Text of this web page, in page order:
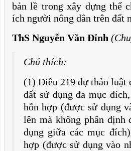
bản lề trong xây dựng thể
ích người nông dân trên đất
ThS Nguyễn Văn Đỉnh
Chú thích:
(1) Điều 219 dự thảo luật
đất sử dụng đa mục
hỗn hợp (được sử dụng
lên mà không phân định
dụng giữa các mục
hợp (được sử dụng vào